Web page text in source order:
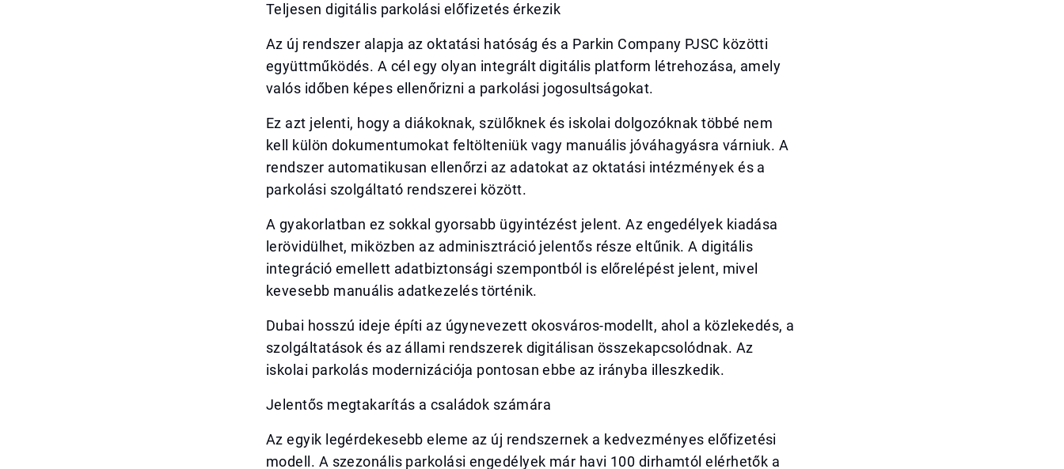
Teljesen digitális parkolási előfizetés érkezik
Az új rendszer alapja az oktatási hatóság és a Parkin Company PJSC közötti
együttműködés. A cél egy olyan integrált digitális platform létrehozása, amely
valós időben képes ellenőrizni a parkolási jogosultságokat.
Ez azt jelenti, hogy a diákoknak, szülőknek és iskolai dolgozóknak többé nem
kell külön dokumentumokat feltölteniük vagy manuális jóváhagyásra várniuk. A
rendszer automatikusan ellenőrzi az adatokat az oktatási intézmények és a
parkolási szolgáltató rendszerei között.
A gyakorlatban ez sokkal gyorsabb ügyintézést jelent. Az engedélyek kiadása
lerövidülhet, miközben az adminisztráció jelentős része eltűnik. A digitális
integráció emellett adatbiztonsági szempontból is előrelépést jelent, mivel
kevesebb manuális adatkezelés történik.
Dubai hosszú ideje építi az úgynevezett okosváros-modellt, ahol a közlekedés, a
szolgáltatások és az állami rendszerek digitálisan összekapcsolódnak. Az
iskolai parkolás modernizációja pontosan ebbe az irányba illeszkedik.
Jelentős megtakarítás a családok számára
Az egyik legérdekesebb eleme az új rendszernek a kedvezményes előfizetési
modell. A szezonális parkolási engedélyek már havi 100 dirhamtól elérhetők a